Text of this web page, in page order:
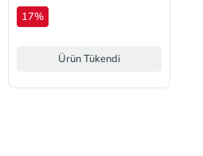
17%
Ürün Tükendi